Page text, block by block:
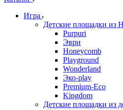
Игра
Детские площадки из
Purpuri
Эври
Honeycomb
Playground
Wonderland
Эко-play
Premium-Eco
Kingdom
Детские площадки из